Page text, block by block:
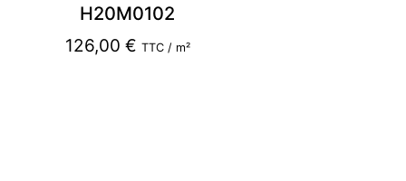
H20M0102
126,00 € TTC / m²